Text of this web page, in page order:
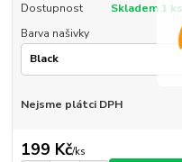
Dostupnost
Skladem 1 ks
Barva našivky
Nejsme plátci DPH
199 Kč/ks